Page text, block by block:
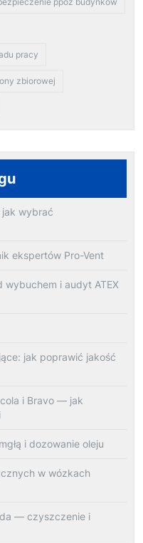
pracy
zbiorowej
wybrać
ekspertów Pro-Vent
i audyt ATEX
jak poprawić jakość
i Bravo — jak
i dozowanie oleju
w wózkach
— czyszczenie i